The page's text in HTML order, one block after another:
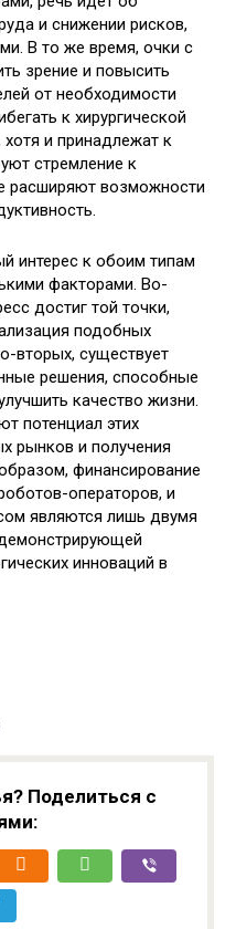
и снижении рисков,
В то же время, очки с
зрение и повысить
от необходимости
к хирургической
и принадлежат к
стремление к
расширяют возможности
интерес к обоим типам
факторами. Во-
достиг той точки,
подобных
вторых, существует
решения, способные
качество жизни.
потенциал этих
рынков и получения
финансирование
операторов, и
являются лишь двумя
инноваций в
Поделиться с